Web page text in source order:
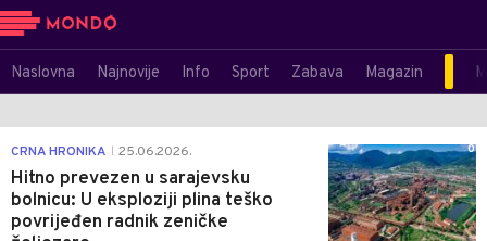
Naslovna Najnovije Info Sport Zabava Magazin
CRNA HRONIKA 25.06.2026.
Hitno prevezen u sarajevsku
bolnicu: U eksploziji plina teško
povrijeđen radnik zeničke
0